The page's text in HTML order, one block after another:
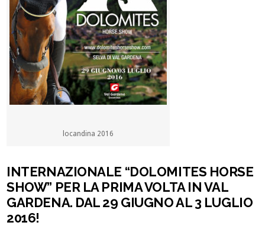
locandina 2016
INTERNAZIONALE “DOLOMITES HORSE
SHOW” PER LA PRIMA VOLTA IN VAL
GARDENA. DAL 29 GIUGNO AL 3 LUGLIO
2016!